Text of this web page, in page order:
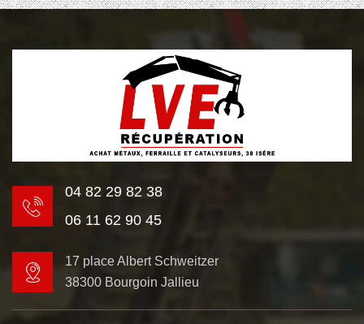
04 82 29 82 38
06 11 62 90 45
17 place Albert Schweitzer
38300 Bourgoin Jallieu